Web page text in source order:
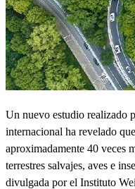
Un nuevo estudio realizado
internacional ha revelado
aproximadamente 40 veces
terrestres salvajes, aves e
divulgada por el Instituto